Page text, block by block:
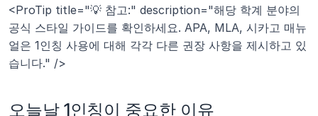
<ProTip title="💡 참고:" description="해당 학계 분야의
공식 스타일 가이드를 확인하세요. APA, MLA, 시카고 매뉴
얼은 1인칭 사용에 대해 각각 다른 권장 사항을 제시하고 있
습니다." />
오늘날 1인칭이 중요한 이유